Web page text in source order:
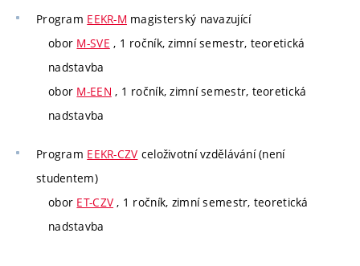
Program EEKR-M magisterský navazující
obor M-SVE , 1 ročník, zimní semestr, teoretická
nadstavba
obor M-EEN , 1 ročník, zimní semestr, teoretická
nadstavba
Program EEKR-CZV celoživotní vzdělávání (není
studentem)
obor ET-CZV , 1 ročník, zimní semestr, teoretická
nadstavba